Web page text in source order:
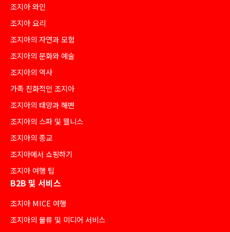
조지아 와인
조지아 요리
조지아의 자연과 모험
조지아의 문화와 예술
조지아의 역사
가족 친화적인 조지아
조지아의 태양과 해변
조지아의 스파 및 웰니스
조지아의 종교
조지아에서 쇼핑하기
조지아 여행 팁
B2B 및 서비스
조지아 MICE 여행
조지아의 물류 및 미디어 서비스